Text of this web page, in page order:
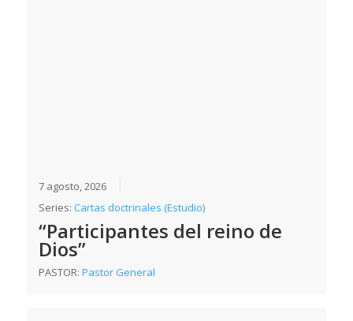
7 agosto, 2026
Series:Cartas doctrinales (Estudio)
“Participantes del reino de
Dios”
PASTOR:Pastor General